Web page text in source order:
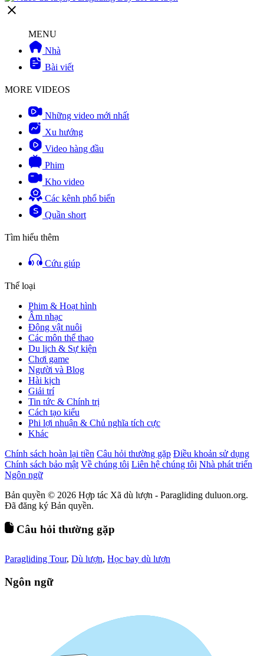
MENU
Nhà
Bài viết
MORE VIDEOS
Những video mới nhất
Xu hướng
Video hàng đầu
Phim
Kho video
Các kênh phổ biến
Quần short
Tìm hiểu thêm
Cứu giúp
Thể loại
Phim & Hoạt hình
Âm nhạc
Động vật nuôi
Các môn thể thao
Du lịch & Sự kiện
Chơi game
Người và Blog
Hài kịch
Giải trí
Tin tức & Chính trị
Cách tạo kiểu
Phi lợi nhuận & Chủ nghĩa tích cực
Khác
Chính sách hoàn lại tiền Câu hỏi thường gặp Điều khoản sử dụng
Chính sách bảo mật Về chúng tôi Liên hệ chúng tôi Nhà phát triển
Ngôn ngữ
Bản quyền © 2026 Hợp tác Xã dù lượn - Paragliding duluon.org.
Đã đăng ký Bản quyền.
Câu hỏi thường gặp
Paragliding Tour, Dù lượn, Học bay dù lượn
Ngôn ngữ